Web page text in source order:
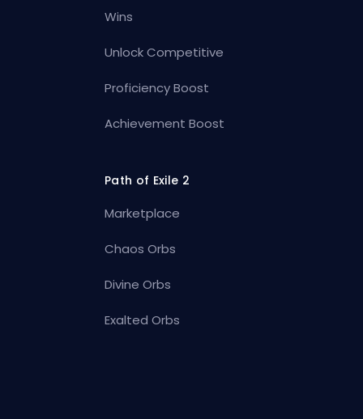
Wins
Unlock Competitive
Proficiency Boost
Achievement Boost
Path of Exile 2
Marketplace
Chaos Orbs
Divine Orbs
Exalted Orbs